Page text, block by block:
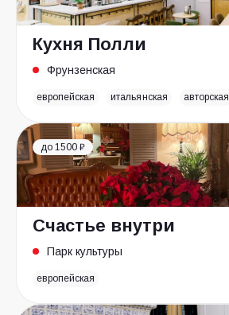
Кухня Полли
Фрунзенская
европейская итальянская авторская
до 1500 ₽
Счастье внутри
Парк культуры
европейская